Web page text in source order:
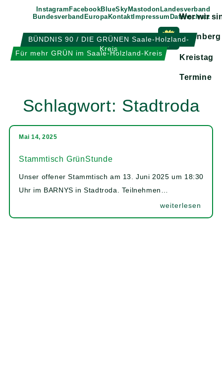
Inhalt
Instagram FacebookBlueSky Mastodon Landesverband
Bundesverband EuropaKontaktImpressum Datenschutz
BÜNDNIS 90 / DIE GRÜNEN Saale-Holzland-
Kreis
Für mehr GRÜN im Saale-Holzland-Kreis
Wer wir
Eisenberg
Zeige
Kreistag
Termine
Schlagwort: Stadtroda
Mai 14, 2025
Stammtisch GrünStunde
Unser offener Stammtisch am 13. Juni 2025 um 18:30
Uhr im BARNYS in Stadtroda. Teilnehmen…
weiterlesen